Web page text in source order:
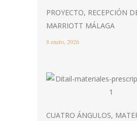
PROYECTO, RECEPCIÓN
MARRIOTT MÁLAGA
8 enero, 2026
CUATRO ÁNGULOS,